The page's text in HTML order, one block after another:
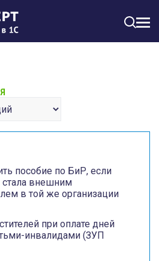
пособие по БиР, если
стала внешним
в той же организации
при оплате дней
инвалидами (ЗУП